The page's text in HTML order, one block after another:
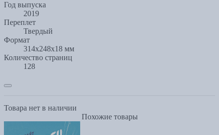
Год выпуска
2019
Переплет
Твердый
Формат
314x248x18 мм
Количество страниц
128
Товара нет в наличии
Похожие товары